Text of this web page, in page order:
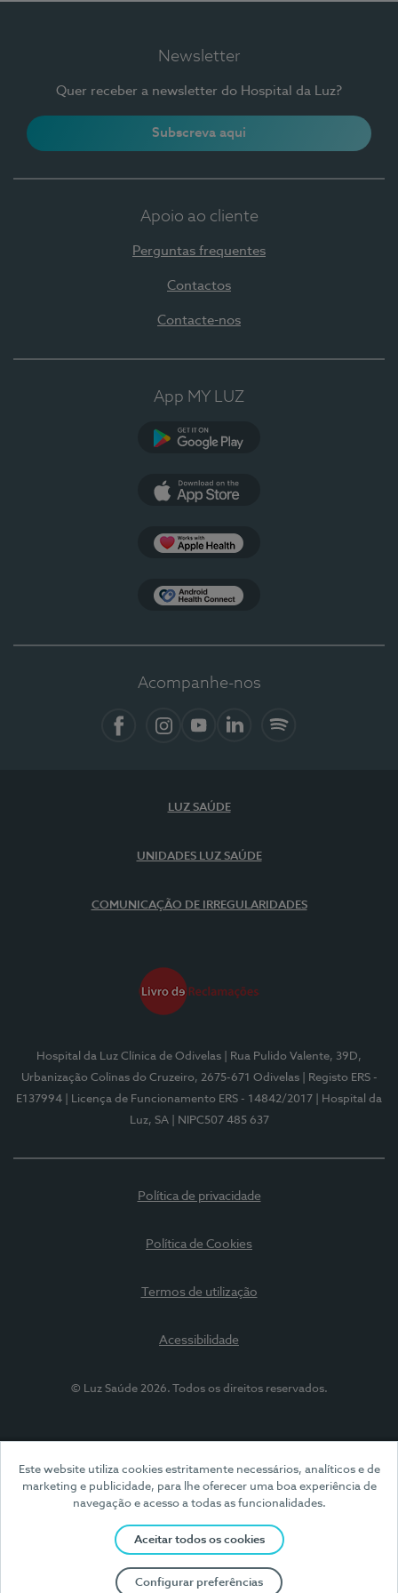
Este website utiliza cookies estritamente necessários, analíticos e de
marketing e publicidade, para lhe oferecer uma boa experiência de
navegação e acesso a todas as funcionalidades.
Aceitar todos os cookies
Configurar preferências
Newsletter
Quer receber a newsletter do Hospital da Luz?
Subscreva aqui
Apoio ao cliente
Perguntas frequentes
Contactos
Contacte-nos
App MY LUZ
Acompanhe-nos
LUZ SAÚDE
UNIDADES LUZ SAÚDE
COMUNICAÇÃO DE IRREGULARIDADES
Hospital da Luz Clínica de Odivelas
| Rua Pulido Valente, 39D,
Urbanização Colinas do Cruzeiro, 2675-671 Odivelas
| Registo ERS -
E137994
| Licença de Funcionamento ERS - 14842/2017
| Hospital da
Luz, SA
| NIPC507 485 637
Política de privacidade
Política de Cookies
Termos de utilização
Acessibilidade
© Luz Saúde 2026. Todos os direitos reservados.